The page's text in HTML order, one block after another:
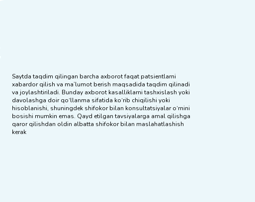
Saytda taqdim qilingan barcha axborot faqat patsientlarni
xabardor qilish va ma’lumot berish maqsadida taqdim qilinadi
va joylashtiriladi. Bunday axborot kasalliklarni tashxislash yoki
davolashga doir qo‘llanma sifatida ko‘rib chiqilishi yoki
hisoblanishi, shuningdek shifokor bilan konsultatsiyalar o‘rnini
bosishi mumkin emas. Qayd etilgan tavsiyalarga amal qilishga
qaror qilishdan oldin albatta shifokor bilan maslahatlashish
kerak